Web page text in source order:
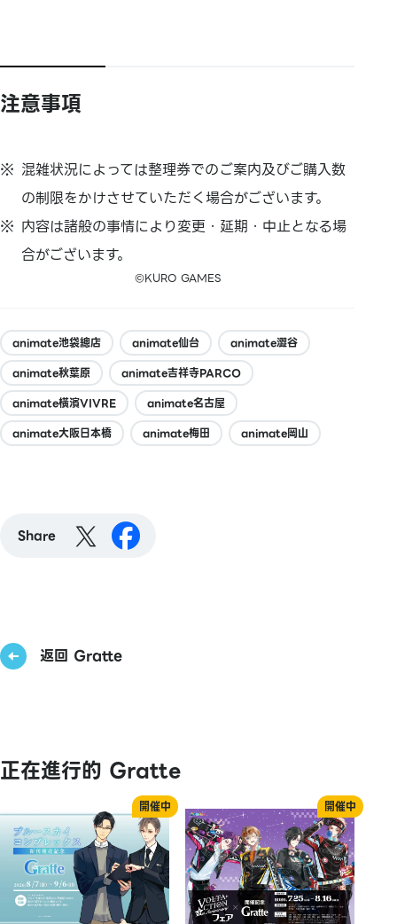
注意事項
混雑状況によっては整理券でのご案内及びご購入数
の制限をかけさせていただく場合がございます。
内容は諸般の事情により変更・延期・中止となる場
合がございます。
©KURO GAMES
animate池袋總店 animate仙台
animate澀谷
animate秋葉原
animate吉祥寺PARCO
animate橫濱VIVRE
animate名古屋
animate大阪日本橋
animate梅田 animate岡山
Share
返回 Gratte
正在進行的 Gratte